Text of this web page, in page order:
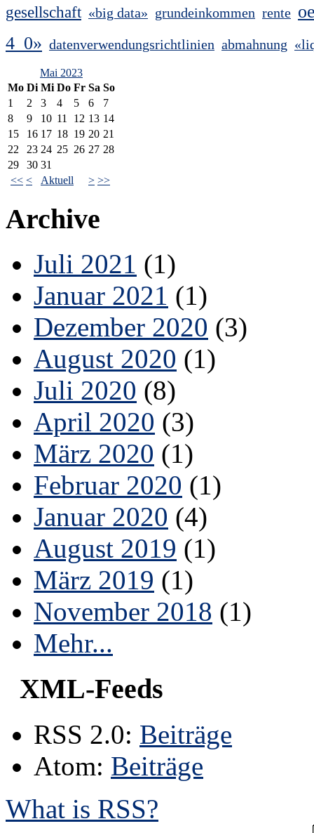
gesellschaft «big data» grundeinkommen rente
4_0» datenverwendungsrichtlinien abmahnung
Mai 2023
Mo Di Mi Do Fr Sa So
1
2 3 4 5 6
7
8
9 10 11 12 13 14
15
16 17 18 19 20 21
22
23 24 25 26 27 28
29
30 31
<< < Aktuell > >>
Archive
Juli 2021 (1)
Januar 2021 (1)
Dezember 2020 (3)
August 2020 (1)
Juli 2020 (8)
April 2020 (3)
März 2020 (1)
Februar 2020 (1)
Januar 2020 (4)
August 2019 (1)
März 2019 (1)
November 2018 (1)
Mehr...
XML-Feeds
RSS 2.0: Beiträge
Atom: Beiträge
What is RSS?